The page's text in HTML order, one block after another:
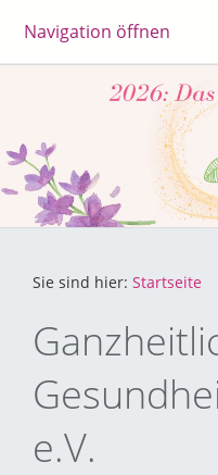
Navigation öffnen
Sie sind hier: Startseite
e.V.